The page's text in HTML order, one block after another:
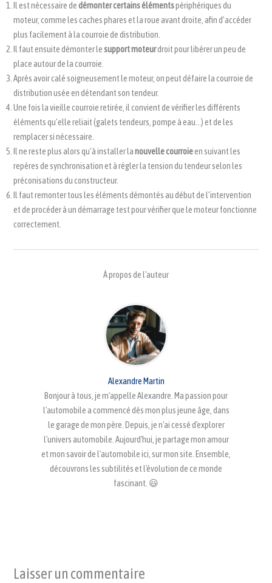
Il est nécessaire dedémonter certains élémentspériphériques du
moteur, comme les caches phares et la roue avant droite, afin d’accéder
plus facilement à la courroie de distribution.
Il faut ensuite démonter lesupport moteurdroit pour libérer un peu de
place autour de la courroie.
Après avoir calé soigneusement le moteur, on peut défaire la courroie de
distribution usée en détendant son tendeur.
Une fois la vieille courroie retirée, il convient de vérifier les différents
éléments qu’elle reliait (galets tendeurs, pompe à eau…) et de les
remplacer si nécessaire.
Il ne reste plus alors qu’à installer lanouvelle courroieen suivant les
repères de synchronisation et à régler la tension du tendeur selon les
préconisations du constructeur.
Il faut remonter tous les éléments démontés au début de l’intervention
et de procéder à un démarrage test pour vérifier que le moteur fonctionne
correctement.
À propos de l'auteur
Alexandre Martin
Bonjour à tous, je m'appelle Alexandre. Ma passion pour
l'automobile a commencé dès mon plus jeune âge, dans
le garage de mon père. Depuis, je n'ai cessé d'explorer
l'univers automobile. Aujourd'hui, je partage mon amour
et mon savoir de l'automobile ici, sur mon site. Ensemble,
découvrons les subtilités et l'évolution de ce monde
fascinant. 😃
Laisser un commentaire